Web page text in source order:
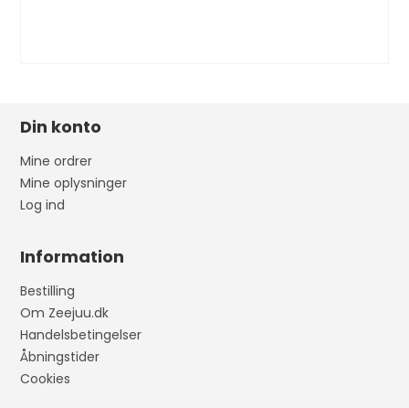
Din konto
Mine ordrer
Mine oplysninger
Log ind
Information
Bestilling
Om Zeejuu.dk
Handelsbetingelser
Åbningstider
Cookies